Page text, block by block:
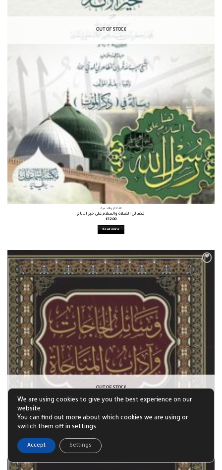
OUT OF STOCK
الأذكار والأدعية
فضائل الصلاة والسلام على خير الانام
£12.00
Read more
OUT OF STOCK
We are using cookies to give you the best experience on our
website.
You can find out more about which cookies we are using or
switch them off in settings
Accept Settings
Open
1